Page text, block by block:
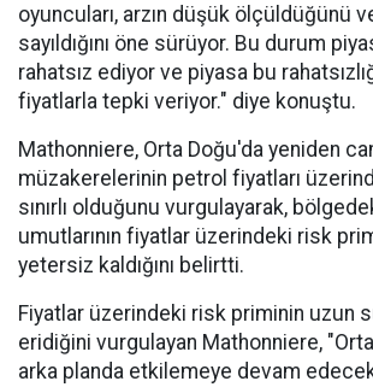
oyuncuları, arzın düşük ölçüldüğünü
sayıldığını öne sürüyor. Bu durum
rahatsız ediyor ve piyasa bu
fiyatlarla tepki veriyor." diye konuştu.
Mathonniere, Orta Doğu'da yeniden
müzakerelerinin petrol fiyatları
sınırlı olduğunu vurgulayarak,
umutlarının fiyatlar üzerindeki risk
yetersiz kaldığını belirtti.
Fiyatlar üzerindeki risk priminin uzun
eridiğini vurgulayan Mathonniere,
arka planda etkilemeye devam